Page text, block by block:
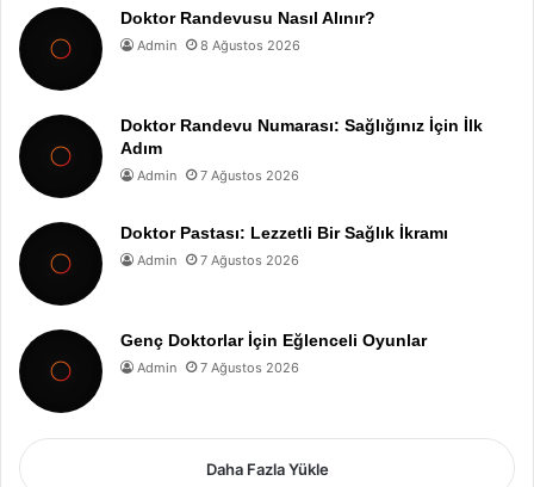
Doktor Randevusu Nasıl Alınır?
Admin 8 Ağustos 2026
Doktor Randevu Numarası: Sağlığınız İçin İlk
Adım
Admin 7 Ağustos 2026
Doktor Pastası: Lezzetli Bir Sağlık İkramı
Admin 7 Ağustos 2026
Genç Doktorlar İçin Eğlenceli Oyunlar
Admin 7 Ağustos 2026
Daha Fazla Yükle